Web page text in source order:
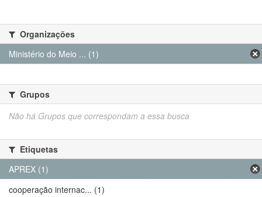
Organizações
Ministério do Meio ... (1)
Grupos
Não há Grupos que correspondam a essa busca
Etiquetas
APREX (1)
cooperação internac... (1)